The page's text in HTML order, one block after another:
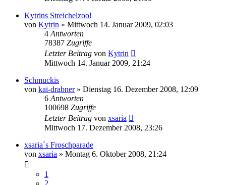
Kytrins Streichelzoo!
von Kytrin » Mittwoch 14. Januar 2009, 02:03
4 Antworten
78387 Zugriffe
Letzter Beitrag von Kytrin
Mittwoch 14. Januar 2009, 21:24
Schmuckis
von kai-drabner» Dienstag 16. Dezember 2008, 12:09
6 Antworten
100698 Zugriffe
Letzter Beitrag von xsaria
Mittwoch 17. Dezember 2008, 23:26
xsaria´s Froschparade
von xsaria » Montag 6. Oktober 2008, 21:24
1
2